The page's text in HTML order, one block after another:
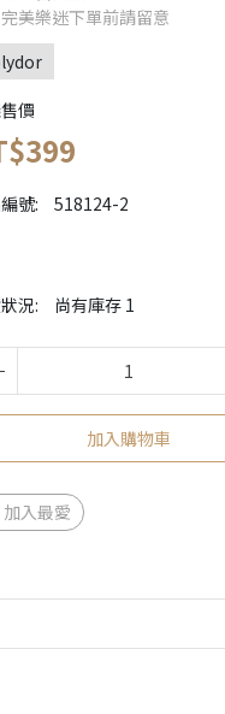
美樂迷下單前請留意
價
號: 518124-2
況: 尚有庫存 1
加入購物車
加入最愛